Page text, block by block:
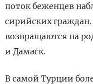
поток беженцев
сирийских
возвращаются на
и Дамаск.
В самой Турции